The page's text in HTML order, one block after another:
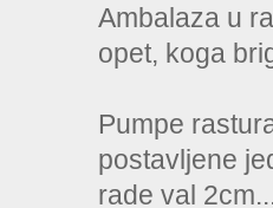
Ambalaza u
opet, koga
Pumpe
postavljene
rade val